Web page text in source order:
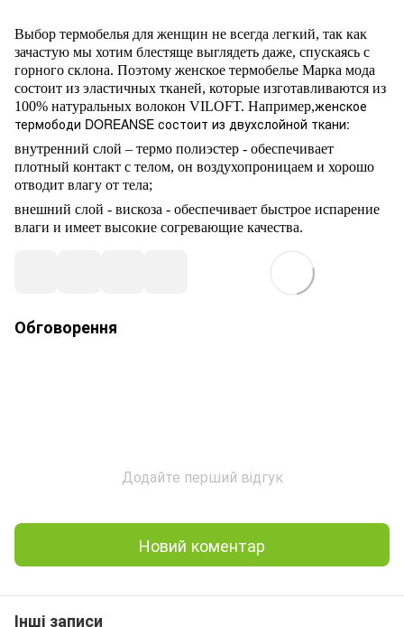
Выбор термобелья для женщин не всегда легкий, так как
зачастую мы хотим блестяще выглядеть даже, спускаясь с
горного склона. Поэтому женское термобелье Марка мода
состоит из эластичных тканей, которые изготавливаются из
100% натуральных волокон VILOFT. Например,женское
термободи DOREANSE состоит из двухслойной ткани:
внутренний слой – термо полиэстер - обеспечивает
плотный контакт с телом, он воздухопроницаем и хорошо
отводит влагу от тела;
внешний слой - вискоза - обеспечивает быстрое испарение
влаги и имеет высокие согревающие качества.
Обговорення
Додайте перший відгук
Новий коментар
Інші записи